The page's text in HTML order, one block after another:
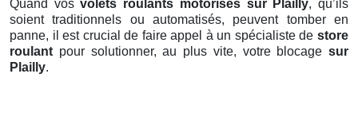
Quand vosvolets roulants motorisés sur Plailly, qu’ils
soient traditionnels ou automatisés, peuvent tomber en
panne, il est crucial de faire appel à un spécialiste de store
roulantpour solutionner, au plus vite, votre blocage sur
Plailly.